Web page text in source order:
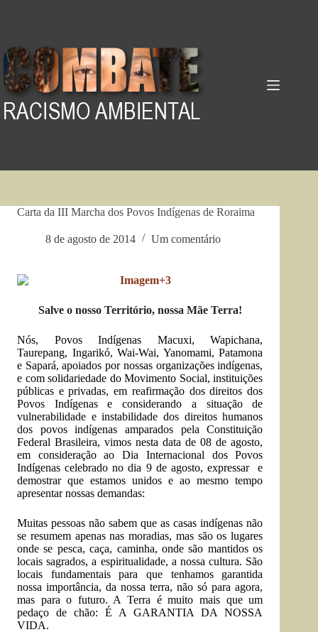
Carta da III Marcha dos Povos Indígenas de Roraima
8 de agosto de 2014 Um comentário
Salve o nosso Território, nossa Mãe Terra!
Nós, Povos Indígenas Macuxi, Wapichana,
Taurepang, Ingarikó, Wai-Wai, Yanomami, Patamona
e Sapará, apoiados por nossas organizações indígenas,
e com solidariedade do Movimento Social, instituições
públicas e privadas, em reafirmação dos direitos dos
Povos Indígenas e considerando a situação de
vulnerabilidade e instabilidade dos direitos humanos
dos povos indígenas amparados pela Constituição
Federal Brasileira, vimos nesta data de 08 de agosto,
em consideração ao Dia Internacional dos Povos
Indígenas celebrado no dia 9 de agosto, expressar e
demostrar que estamos unidos e ao mesmo tempo
apresentar nossas demandas:
Muitas pessoas não sabem que as casas indígenas não
se resumem apenas nas moradias, mas são os lugares
onde se pesca, caça, caminha, onde são mantidos os
locais sagrados, a espiritualidade, a nossa cultura. São
locais fundamentais para que tenhamos garantida
nossa importância, da nossa terra, não só para agora,
mas para o futuro. A Terra é muito mais que um
pedaço de chão: É A GARANTIA DA NOSSA
VIDA.